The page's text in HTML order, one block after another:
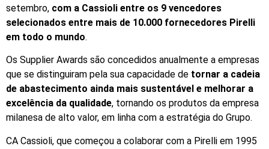
setembro, com a Cassioli entre os 9 vencedores
selecionados entre mais de 10.000 fornecedores Pirelli
em todo o mundo.
Os Supplier Awards são concedidos anualmente a empresas
que se distinguiram pela sua capacidade de tornar a cadeia
de abastecimento ainda mais sustentável e melhorar a
excelência da qualidade, tornando os produtos da empresa
milanesa de alto valor, em linha com a estratégia do Grupo.
CA Cassioli, que começou a colaborar com a Pirelli em 1995